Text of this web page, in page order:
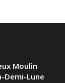
Moulin
Demi-Lune